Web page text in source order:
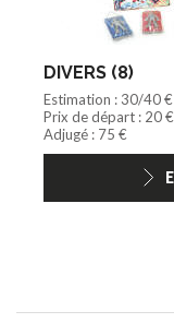
DIVERS (8)
Estimation : 30/40 €
Prix de départ : 20 €
Adjugé : 75 €